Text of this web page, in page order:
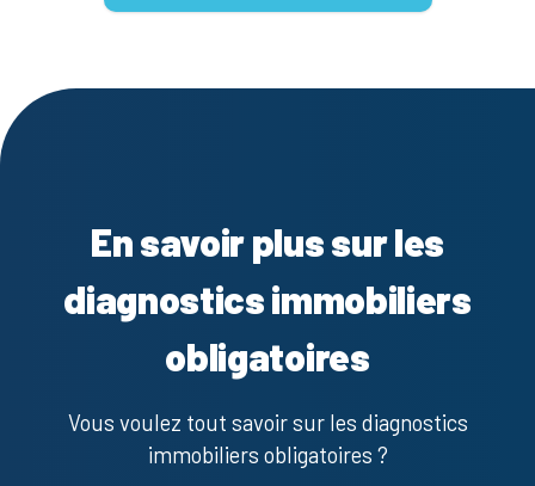
En savoir plus sur les
diagnostics immobiliers
obligatoires
Vous voulez tout savoir sur les diagnostics
immobiliers obligatoires ?